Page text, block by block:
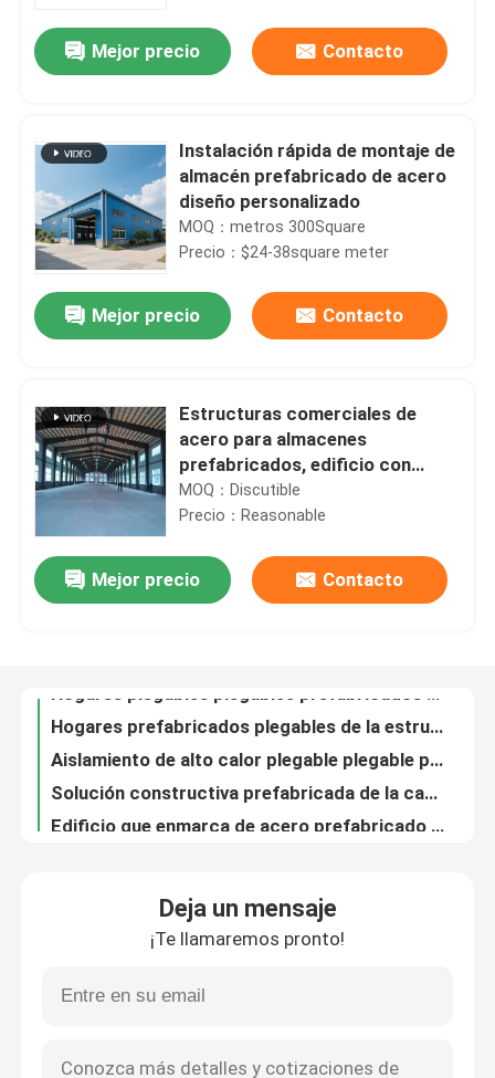
Hogar
Productos
Sobre nosotros
Control de calidad
Éntrenos en contacto con
Edificios de estructura de acero
Almacén de estructura de acero
taller de estructura de acero
Mejor precio Contacto
Instalación rápida de montaje de
almacén prefabricado de acero
diseño personalizado
MOQ：metros 300Square
Precio：$24-38square meter
Mejor precio Contacto
Estructuras comerciales de
acero para almacenes
prefabricados, edificio con
estructura espacial metálica con
servicio de procesamiento de
MOQ：Discutible
Precio：Reasonable
Mejor precio Contacto
Deja un mensaje
¡Te llamaremos pronto!